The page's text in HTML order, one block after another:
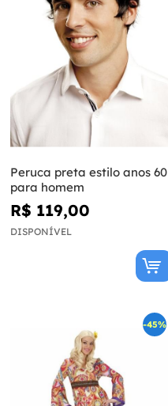
Peruca preta estilo anos 60
para homem
R$ 119,00
DISPONÍVEL
-45%